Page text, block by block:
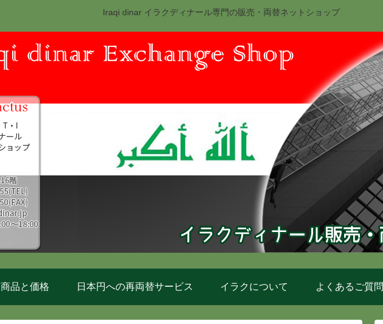
Iraqi dinar イラクディナール専門の販売・両替ネットショップ
商品と価格 日本円への再両替サービス イラクについて よくあるご質問